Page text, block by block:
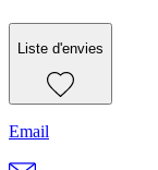
Liste d'envies
Email